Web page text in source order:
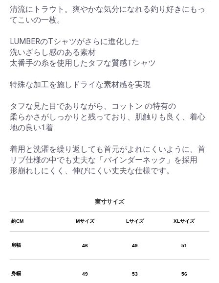
清流にトラウト。爽やかな気分になれる釣り好きにもっ
てこいの一枚。
LUMBERのTシャツがさらに進化した
洗いざらし感のある素材
太番手の糸を使用したタフな質感Tシャツ
特殊な加工を施しドライな素材感を実現
タフな見た目でありながら、コットン の特有の
柔らかさがしっかりと残っており、肌触りも良く、着心
地の良い1着
着用と洗濯を繰り返しても首元がよれにくいように、首
リブ仕様の中でも丈夫な「バインダーネック」を採用
形崩れしにくく、伸びにくい丈夫な仕様です。